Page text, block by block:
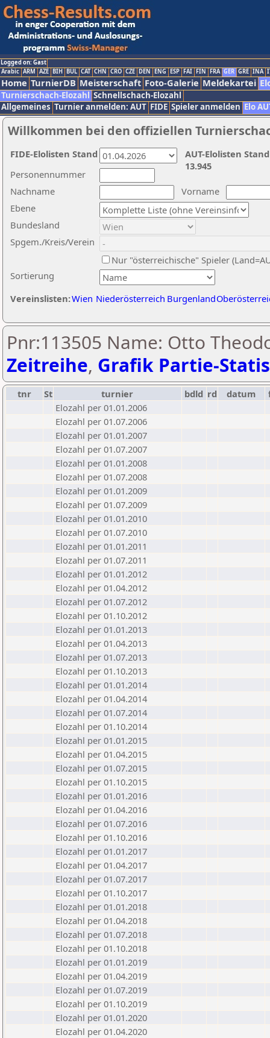
Logged on: Gast
Arabic ARM AZE BIH BUL CAT CHN CRO CZE DEN ENG ESP FAI FIN FRA GER GRE INA
Home TurnierDB Meisterschaft Foto-Galerie Meldekartei
Turnierschach-Elozahl Schnellschach-Elozahl
Allgemeines Turnier anmelden: AUT FIDE Spieler anmelden Elo
Willkommen bei den offiziellen
Nachname
Vorname
Ebene
Sortierung
Personennummer
Bundesland
Spgem./Kreis/Verein
Nur "österreichische" Spieler
Vereinslisten:Wien Niederösterreich Burgenland
AUT-Elolisten
13.945
FIDE-Elolisten Stand
Pnr:113505 Name: Otto
Zeitreihe, Grafik Partie-
tnr St turnier bdld rd datum
Elozahl per 01.01.2006
Elozahl per 01.07.2006
Elozahl per 01.01.2007
Elozahl per 01.07.2007
Elozahl per 01.01.2008
Elozahl per 01.07.2008
Elozahl per 01.01.2009
Elozahl per 01.07.2009
Elozahl per 01.01.2010
Elozahl per 01.07.2010
Elozahl per 01.01.2011
Elozahl per 01.07.2011
Elozahl per 01.01.2012
Elozahl per 01.04.2012
Elozahl per 01.07.2012
Elozahl per 01.10.2012
Elozahl per 01.01.2013
Elozahl per 01.04.2013
Elozahl per 01.07.2013
Elozahl per 01.10.2013
Elozahl per 01.01.2014
Elozahl per 01.04.2014
Elozahl per 01.07.2014
Elozahl per 01.10.2014
Elozahl per 01.01.2015
Elozahl per 01.04.2015
Elozahl per 01.07.2015
Elozahl per 01.10.2015
Elozahl per 01.01.2016
Elozahl per 01.04.2016
Elozahl per 01.07.2016
Elozahl per 01.10.2016
Elozahl per 01.01.2017
Elozahl per 01.04.2017
Elozahl per 01.07.2017
Elozahl per 01.10.2017
Elozahl per 01.01.2018
Elozahl per 01.04.2018
Elozahl per 01.07.2018
Elozahl per 01.10.2018
Elozahl per 01.01.2019
Elozahl per 01.04.2019
Elozahl per 01.07.2019
Elozahl per 01.10.2019
Elozahl per 01.01.2020
Elozahl per 01.04.2020